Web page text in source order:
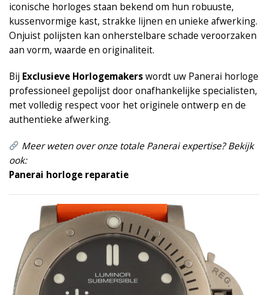
iconische horloges staan bekend om hun robuuste,
kussenvormige kast, strakke lijnen en unieke afwerking.
Onjuist polijsten kan onherstelbare schade veroorzaken
aan vorm, waarde en originaliteit.
Bij Exclusieve Horlogemakerswordt uw Panerai horloge
professioneel gepolijst door onafhankelijke specialisten,
met volledig respect voor het originele ontwerp en de
authentieke afwerking.
Meer weten over onze totale Panerai expertise? Bekijk
ook:
Panerai horloge reparatie